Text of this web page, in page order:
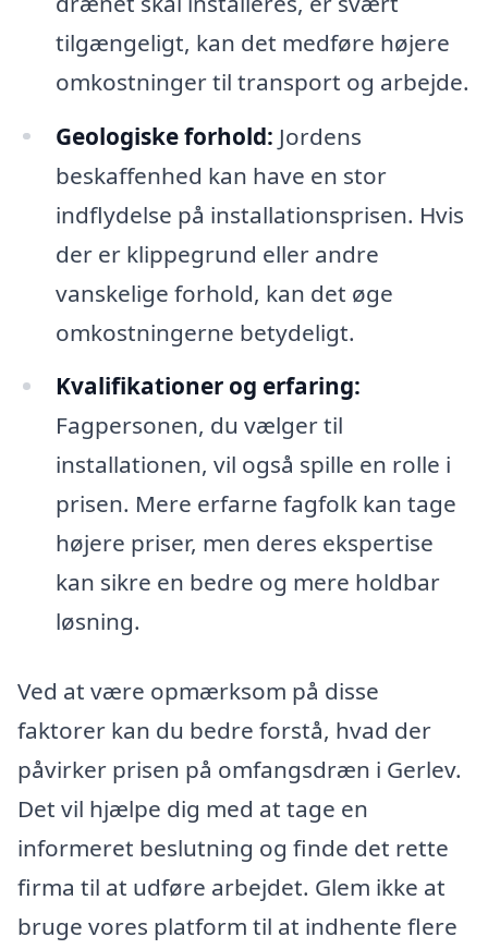
tilgængeligt, kan det medføre højere
omkostninger til transport og arbejde.
Geologiske forhold: Jordens
beskaffenhed kan have en stor
indflydelse på installationsprisen. Hvis
der er klippegrund eller andre
vanskelige forhold, kan det øge
omkostningerne betydeligt.
Kvalifikationer og erfaring:
Fagpersonen, du vælger til
installationen, vil også spille en rolle i
prisen. Mere erfarne fagfolk kan tage
højere priser, men deres ekspertise
kan sikre en bedre og mere holdbar
løsning.
Ved at være opmærksom på disse
faktorer kan du bedre forstå, hvad der
påvirker prisen på omfangsdræn i Gerlev.
Det vil hjælpe dig med at tage en
informeret beslutning og finde det rette
firma til at udføre arbejdet. Glem ikke at
bruge vores platform til at indhente flere